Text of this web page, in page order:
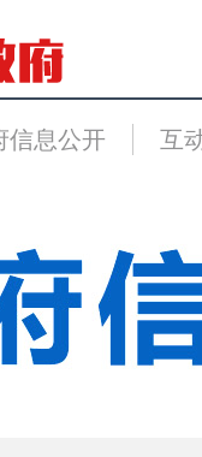
信息公开 互